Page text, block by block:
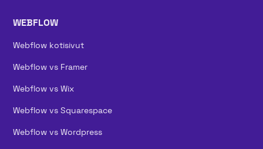
WEBFLOW
Webflow kotisivut
Webflow vs Framer
Webflow vs Wix
Webflow vs Squarespace
Webflow vs Wordpress